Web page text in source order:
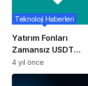
Yatırım Fonları
Zamansız USDT
Satışıyla Neden Para
Kaybediyor
Teknoloji Haberleri
4 yıl önce